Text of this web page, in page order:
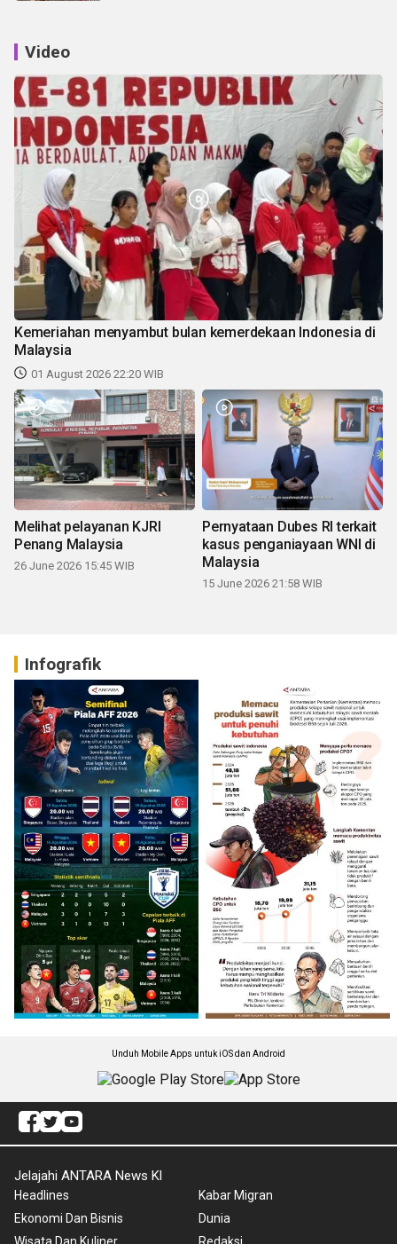
Video
Kemeriahan menyambut bulan kemerdekaan Indonesia di
Malaysia
01 August 2026 22:20 WIB
Melihat pelayanan KJRI
Penang Malaysia
26 June 2026 15:45 WIB
Pernyataan Dubes RI terkait
kasus penganiayaan WNI di
Malaysia
15 June 2026 21:58 WIB
Infografik
Unduh Mobile Apps untuk iOS dan Android
Jelajahi ANTARA News Kl
Headlines
Ekonomi Dan Bisnis
Kabar Migran
Dunia